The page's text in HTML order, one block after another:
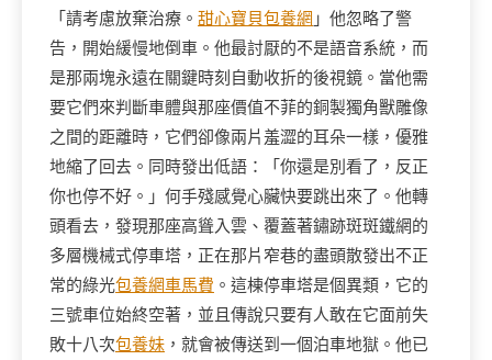
「請考慮放棄治療。 甜心寶貝包養網 」他忽略了警
告，開始緩慢地倒車。他最討厭的不是語音系統，而
是那兩塊永遠在關鍵時刻自動收折的後視鏡。當他需
要它們來判斷車體與那座價值不菲的銅製獨角獸雕像
之間的距離時，它們卻像兩片羞澀的耳朵一樣，優雅
地縮了回去。同時發出低語：「你還是別看了，反正
你也停不好。」何手殘感覺心臟快要跳出來了。他轉
頭看去，發現那座高聳入雲、覆蓋著鏽跡斑斑鐵網的
多層機械式停車塔，正在那片窄巷的盡頭散發出不正
常的綠光包養網車馬費 。這棟停車塔是個異類，它的
三號車位始終空著，並且傳說只要有人敢在它面前失
敗十八次包養妹 ，就會被傳送到一個泊車地獄。他已